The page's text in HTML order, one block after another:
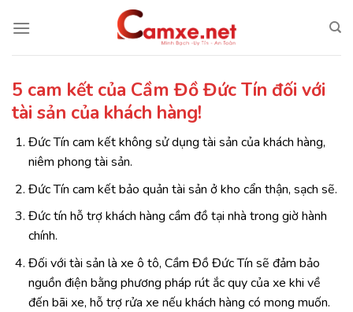
đến
5 cam kết của Cầm Đồ Đức Tín đối với
tài sản của khách hàng!
Đức Tín cam kết không sử dụng tài sản của khách hàng,
niêm phong tài sản.
Đức Tín cam kết bảo quản tài sản ở kho cẩn thận, sạch sẽ.
Đức tín hỗ trợ khách hàng cầm đồ tại nhà trong giờ hành
chính.
Đối với tài sản là xe ô tô, Cầm Đồ Đức Tín sẽ đảm bảo
nguồn điện bằng phương pháp rút ắc quy của xe khi về
đến bãi xe, hỗ trợ rửa xe nếu khách hàng có mong muốn.